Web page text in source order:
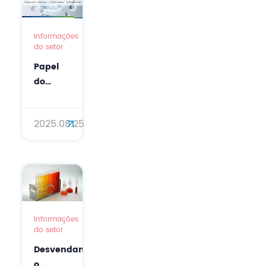
naturais
Informações
do setor
Papel
do
(GABA)
com a
pele:
uma
solução
natural
antienvelhecimento
2025.08.25
Informações
do setor
Desvendando